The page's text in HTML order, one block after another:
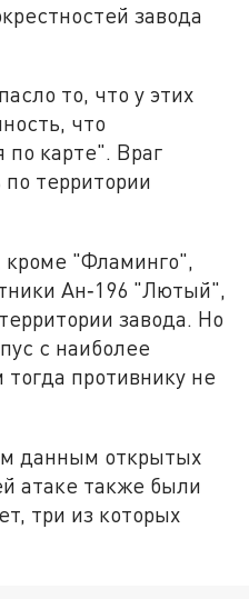
завода
то, что у этих
что
по карте". Враг
территории
"Фламинго",
Ан‑196 "Лютый",
завода. Но
с наиболее
противнику не
данным открытых
атаке также были
три из которых